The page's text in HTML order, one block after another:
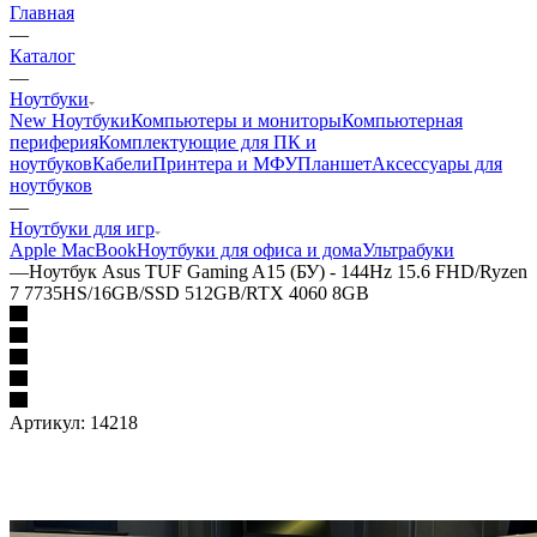
Главная
—
Каталог
—
Ноутбуки
New НоутбукиКомпьютеры и мониторыКомпьютерная
периферияКомплектующие для ПК и
ноутбуковКабелиПринтера и МФУПланшетАксессуары для
ноутбуков
—
Ноутбуки для игр
Apple MacBookНоутбуки для офиса и домаУльтрабуки
—Ноутбук Asus TUF Gaming A15 (БУ) - 144Hz 15.6 FHD/Ryzen
7 7735HS/16GB/SSD 512GB/RTX 4060 8GB
Артикул: 14218